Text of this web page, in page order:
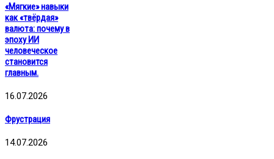
«Мягкие» навыки
как «твёрдая»
валюта: почему в
эпоху ИИ
человеческое
становится
главным.
16.07.2026
Фрустрация
14.07.2026